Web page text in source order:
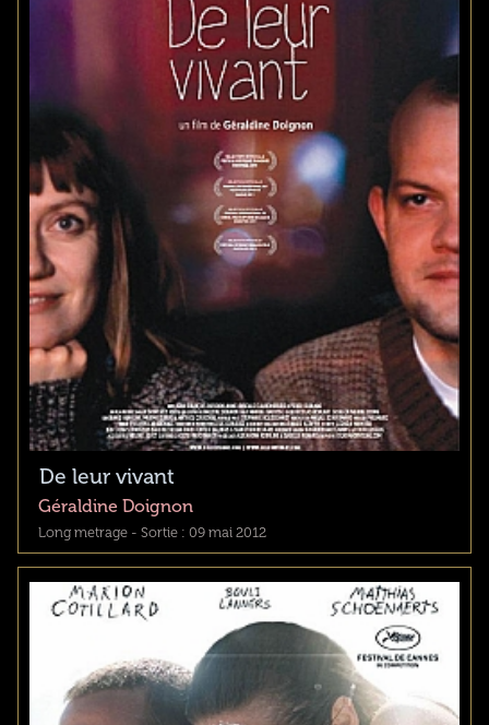
De leur vivant
Géraldine Doignon
Long metrage - Sortie : 09 mai 2012